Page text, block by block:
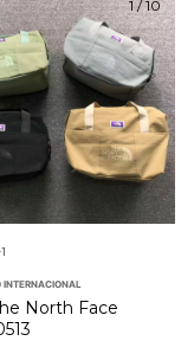
1/10
INTERNACIONAL
North Face